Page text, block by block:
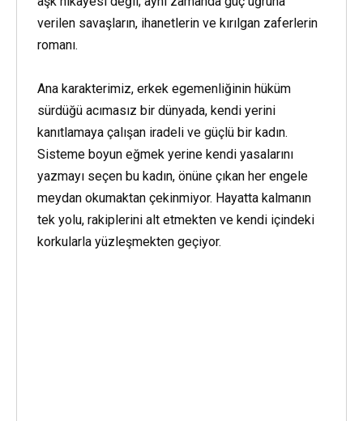
verilen savaşların, ihanetlerin ve kırılgan zaferlerin
romanı.
Ana karakterimiz, erkek egemenliğinin hüküm
sürdüğü acımasız bir dünyada, kendi yerini
kanıtlamaya çalışan iradeli ve güçlü bir kadın.
Sisteme boyun eğmek yerine kendi yasalarını
yazmayı seçen bu kadın, önüne çıkan her engele
meydan okumaktan çekinmiyor. Hayatta kalmanın
tek yolu, rakiplerini alt etmekten ve kendi içindeki
korkularla yüzleşmekten geçiyor.